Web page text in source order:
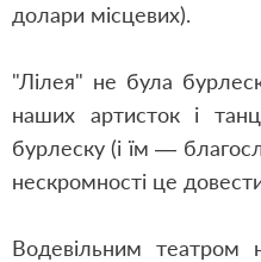
долари місцевих).
"Лілея" не була
наших артисток і
бурлеску (і їм —
нескромності це
Водевільним